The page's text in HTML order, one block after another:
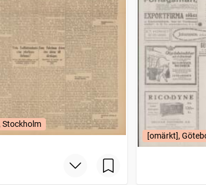
Stockholm
[omärkt],